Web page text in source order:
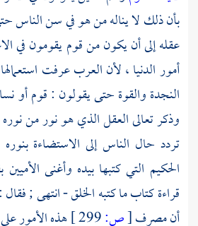
بأن ذلك لا يناله من هو في سن الناس
عقله إلى أن يكون من قوم يقومون في
أمور الدنيا ، لأن العرب عرفت
النجدة والقوة حتى يقولون : قوم أو
وذكر تعالى العقل الذي هو نور من
تردد حال الناس إلى الاستضاءة
الحكيم التي كتبها بيده وأغنى
قراءة كتاب ما كتبه الخلق - انتهى ; فقال :
أن مصرف[ص:
هذه الأمور